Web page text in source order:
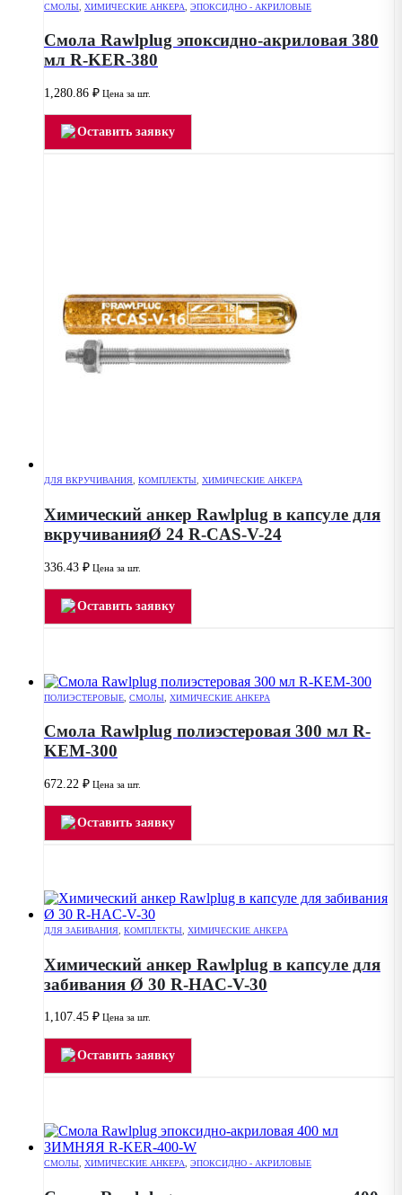
СМОЛЫ ХИМИЧЕСКИЕ АНКЕРА ЭПОКСИДНО - АКРИЛОВЫЕ
Смола Rawlplug эпоксидно-акриловая 380
мл R-KER-380
1,280.86 ₽ Цена за шт.
Оставить заявку
ДЛЯ ВКРУЧИВАНИЯ КОМПЛЕКТЫ ХИМИЧЕСКИЕ АНКЕРА
Химический анкер Rawlplug в капсуле для
вкручиванияØ 24 R-CAS-V-24
336.43 ₽ Цена за шт.
Оставить заявку
ПОЛИЭСТЕРОВЫЕ СМОЛЫ ХИМИЧЕСКИЕ АНКЕРА
Смола Rawlplug полиэстеровая 300 мл R-
KEM-300
672.22 ₽ Цена за шт.
Оставить заявку
ДЛЯ ЗАБИВАНИЯ КОМПЛЕКТЫ ХИМИЧЕСКИЕ АНКЕРА
Химический анкер Rawlplug в капсуле для
забивания Ø 30 R-HAC-V-30
1,107.45 ₽ Цена за шт.
Оставить заявку
СМОЛЫ, ХИМИЧЕСКИЕ АНКЕРА, ЭПОКСИДНО - АКРИЛОВЫЕ